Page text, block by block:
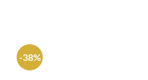
-38%